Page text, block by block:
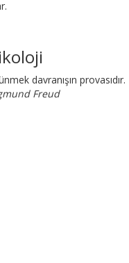
davranışın provasıdır.
Freud